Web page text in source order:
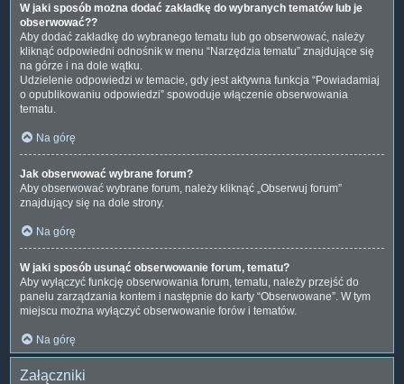
W jaki sposób można dodać zakładkę do wybranych tematów lub je
obserwować??
Aby dodać zakładkę do wybranego tematu lub go obserwować, należy
kliknąć odpowiedni odnośnik w menu “Narzędzia tematu” znajdujące się
na górze i na dole wątku.
Udzielenie odpowiedzi w temacie, gdy jest aktywna funkcja “Powiadamiaj
o opublikowaniu odpowiedzi” spowoduje włączenie obserwowania
tematu.
Na górę
Jak obserwować wybrane forum?
Aby obserwować wybrane forum, należy kliknąć „Obserwuj forum”
znajdujący się na dole strony.
Na górę
W jaki sposób usunąć obserwowanie forum, tematu?
Aby wyłączyć funkcję obserwowania forum, tematu, należy przejść do
panelu zarządzania kontem i następnie do karty “Obserwowane”. W tym
miejscu można wyłączyć obserwowanie forów i tematów.
Na górę
Załączniki